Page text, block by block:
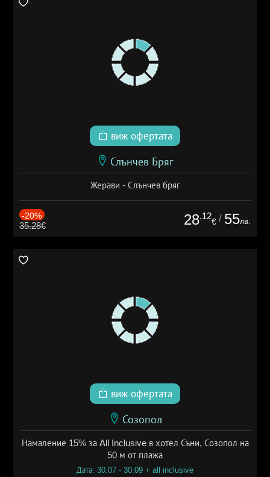
виж офертата
Слънчев Бряг
Жерави - Слънчев бряг
-20%
35.28€ 28.12
€ / 55лв.
виж офертата
Созопол
Намаление 15% за All Inclusive в хотел Съни, Созопол на
50 м от плажа
Дата: 30.07 - 30.09 + all inclusive